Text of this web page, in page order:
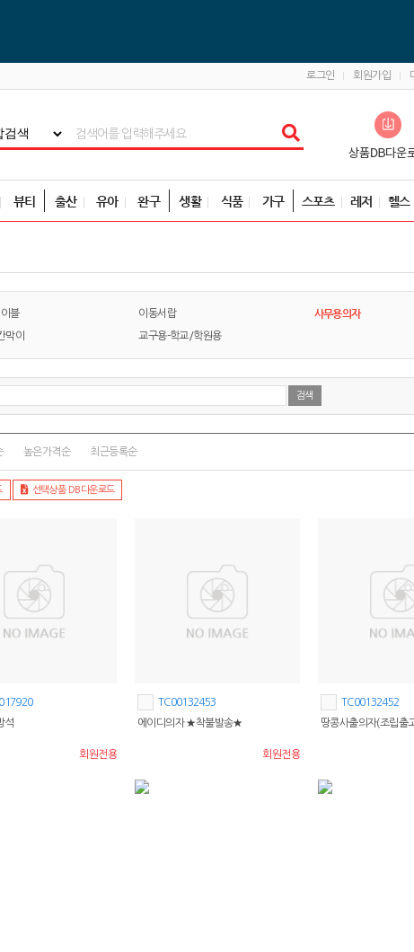
로그인 회원가입
뷰티 출산 유아 완구 생활 식품 가구 스포츠 레저 헬스
블 이동서랍 사무용의자
막이 교구용-학교/학원용
높은가격순 최근등록순
선택상품 DB다운로드
석
회원전용
TC00132453
에이디의자 ★착불발송★
회원전용
TC00132452
땅콩사출의자(조립